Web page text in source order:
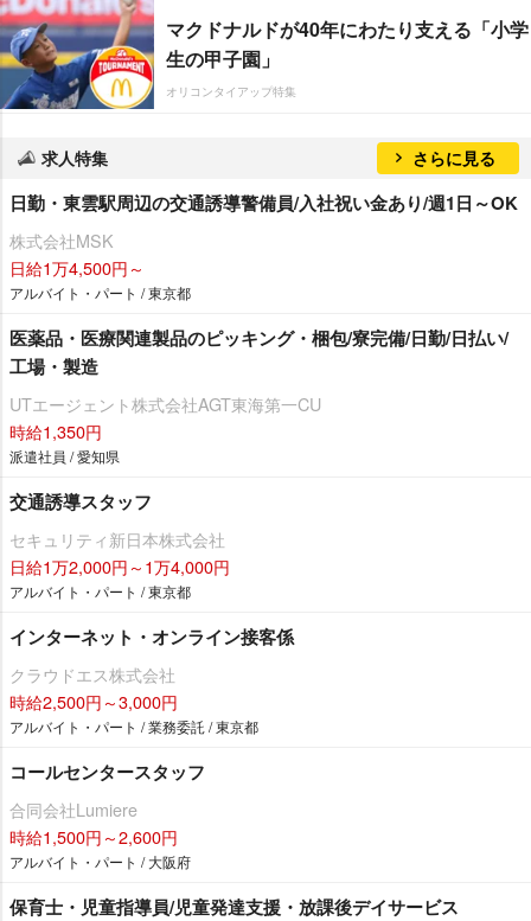
マクドナルドが40年にわたり支える「小学
生の甲子園」
オリコンタイアップ特集
求人特集 さらに見る
日勤・東雲駅周辺の交通誘導警備員/入社祝い金あり/週1日～OK
株式会社MSK
日給1万4,500円～
アルバイト・パート / 東京都
医薬品・医療関連製品のピッキング・梱包/寮完備/日勤/日払い/
工場・製造
UTエージェント株式会社AGT東海第一CU
時給1,350円
派遣社員 / 愛知県
交通誘導スタッフ
セキュリティ新日本株式会社
日給1万2,000円～1万4,000円
アルバイト・パート / 東京都
インターネット・オンライン接客係
クラウドエス株式会社
時給2,500円～3,000円
アルバイト・パート / 業務委託 / 東京都
コールセンタースタッフ
合同会社Lumiere
時給1,500円～2,600円
アルバイト・パート / 大阪府
保育士・児童指導員/児童発達支援・放課後デイサービス